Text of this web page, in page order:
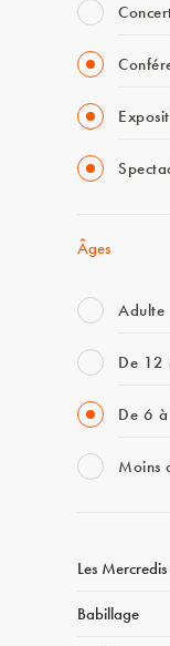
Âges
Adulte
De 12
De 6
Moins
Les
Babillage